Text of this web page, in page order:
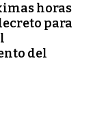
horas
para
del